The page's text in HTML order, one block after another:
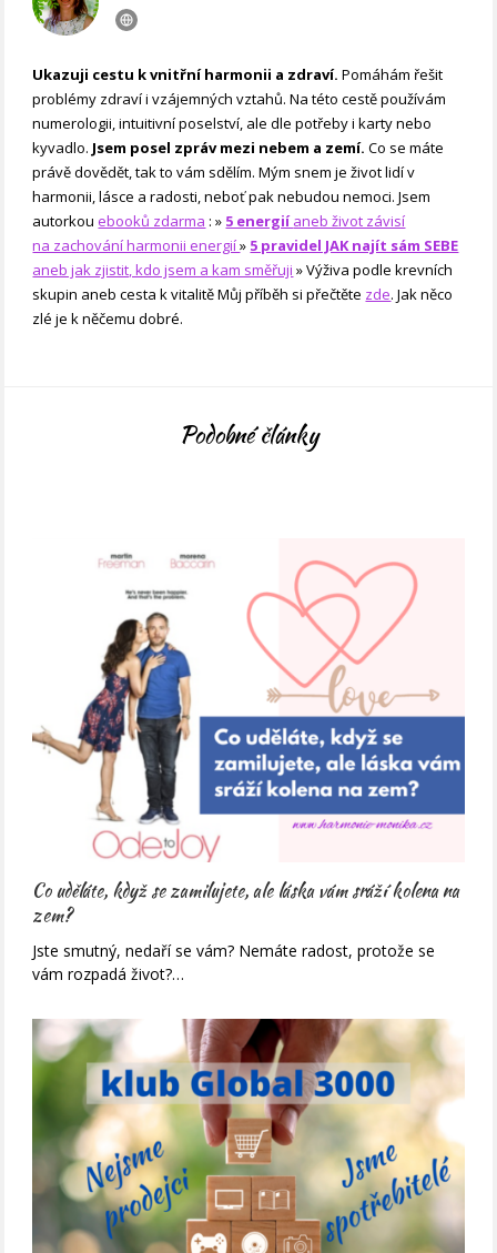
Ukazuji cestu k vnitřní harmonii a zdraví. Pomáhám řešit
problémy zdraví i vzájemných vztahů. Na této cestě používám
numerologii, intuitivní poselství, ale dle potřeby i karty nebo
kyvadlo. Jsem posel zpráv mezi nebem a zemí. Co se máte
právě dovědět, tak to vám sdělím. Mým snem je život lidí v
harmonii, lásce a radosti, neboť pak nebudou nemoci. Jsem
autorkouebooků zdarma : » 5 energiíaneb život závisí
na zachování harmonii energií» 5 pravidel JAK najít sám SEBE
aneb jak zjistit, kdo jsem a kam směřuji » Výživa podle krevních
skupin aneb cesta k vitalitě Můj příběh si přečtěte zde. Jak něco
zlé je k něčemu dobré.
Podobné články
Co uděláte, když se zamilujete, ale láska vám sráží kolena na
zem?
Jste smutný, nedaří se vám? Nemáte radost, protože se
vám rozpadá život?…